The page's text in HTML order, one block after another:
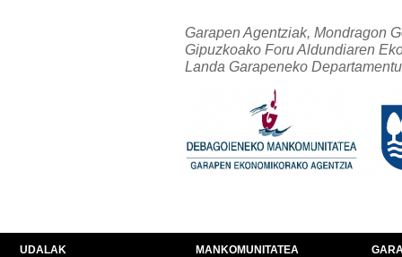
Garapen Agentziak, Mondragon
Gipuzkoako Foru Aldundiaren
Landa Garapeneko
UDALAK MANKOMUNITATEA